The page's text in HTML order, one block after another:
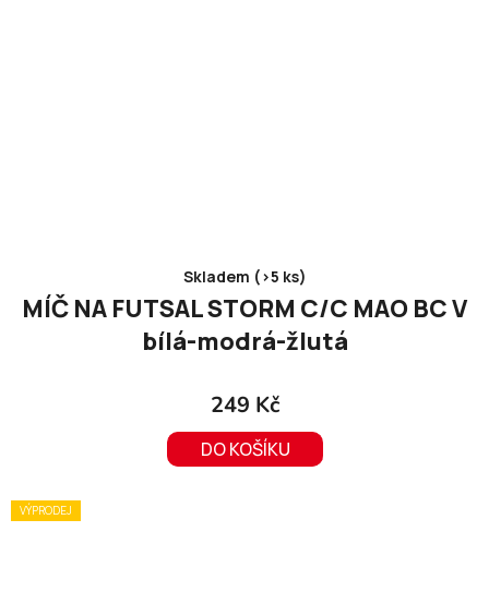
Skladem (>5 ks)
MÍČ NA FUTSAL STORM C/C MAO BC V
bílá-modrá-žlutá
249 Kč
DO KOŠÍKU
VÝPRODEJ